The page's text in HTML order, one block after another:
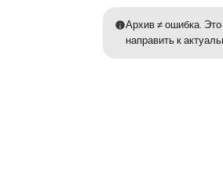
Архив ≠ ошибка.
направить к